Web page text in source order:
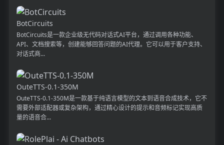
BotCircuits
BotCircuits是一款企业级无代码对话式AI平台，通过调用各种功能、
API、文档搜索等，创建能够回答问题的AI代理。它可以用于客户支持、
对话式商...
OuteTTS-0.1-350M
OuteTTS-0.1-350M是一款基于纯语言模型的文本到语音合成技术，它不
需要外部适配器或复杂架构，通过精心设计的提示和音频标记实现高质
量的语音合...